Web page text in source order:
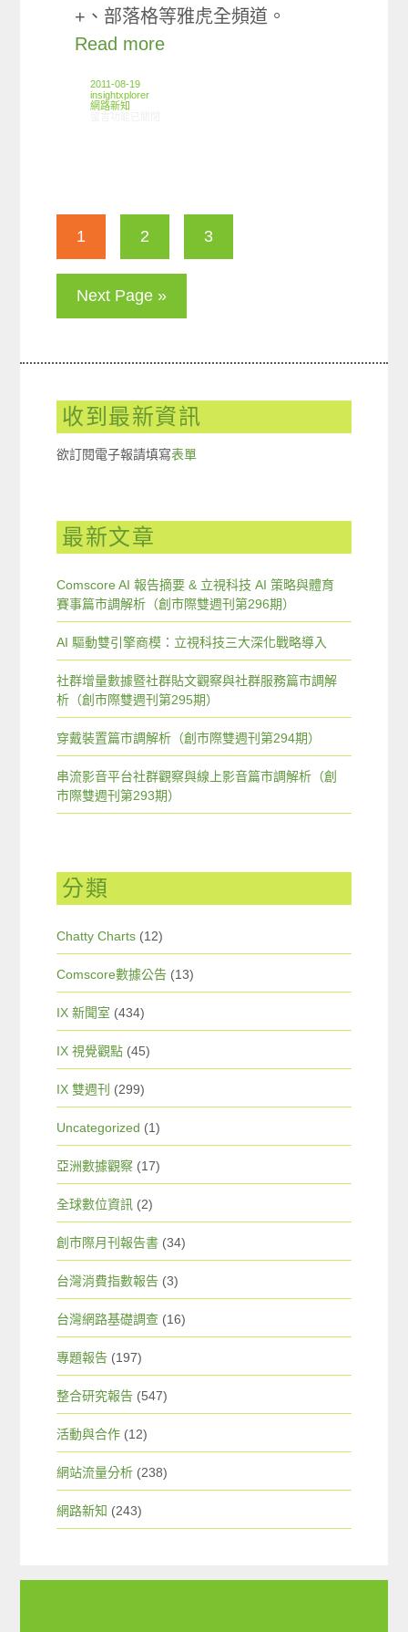
+、部落格等雅虎全頻道。
Read more
2011-08-19
insightxplorer
網路新知
1 2 3
Next Page »
收到最新資訊
欲訂閱電子報請填寫表單
最新文章
Comscore AI 報告摘要 & 立視科技 AI 策略與體育
賽事篇市調解析（創市際雙週刊第296期）
AI 驅動雙引擎商模：立視科技三大深化戰略導入
社群增量數據暨社群貼文觀察與社群服務篇市調解
析（創市際雙週刊第295期）
穿戴裝置篇市調解析（創市際雙週刊第294期）
串流影音平台社群觀察與線上影音篇市調解析（創
市際雙週刊第293期）
分類
Chatty Charts (12)
Comscore數據公告 (13)
IX 新聞室 (434)
IX 視覺觀點 (45)
IX 雙週刊 (299)
Uncategorized (1)
亞洲數據觀察 (17)
全球數位資訊 (2)
創市際月刊報告書 (34)
台灣消費指數報告 (3)
台灣網路基礎調查 (16)
專題報告 (197)
整合研究報告 (547)
活動與合作 (12)
網站流量分析 (238)
網路新知 (243)